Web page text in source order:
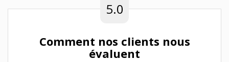
5.0
Comment nos clients nous
évaluent